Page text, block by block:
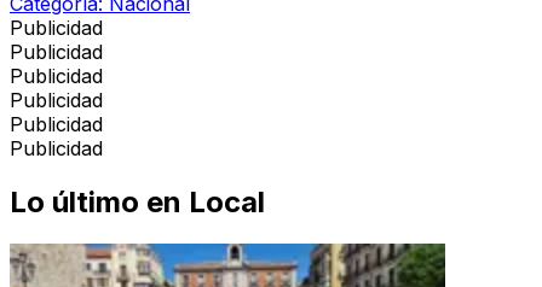
Publicidad
Publicidad
Publicidad
Publicidad
Publicidad
Publicidad
Lo último en Local